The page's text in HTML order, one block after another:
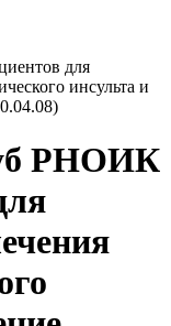
для
инсульта и
РНОИК